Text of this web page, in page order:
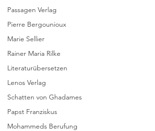
Passagen Verlag
Pierre Bergounioux
Marie Sellier
Rainer Maria Rilke
Literaturübersetzen
Lenos Verlag
Schatten von Ghadames
Papst Franziskus
Mohammeds Berufung